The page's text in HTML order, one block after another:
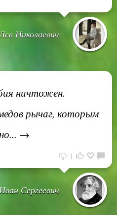
Николаевич
ничтожен.
рычаг, которым
→
1
Сергеевич